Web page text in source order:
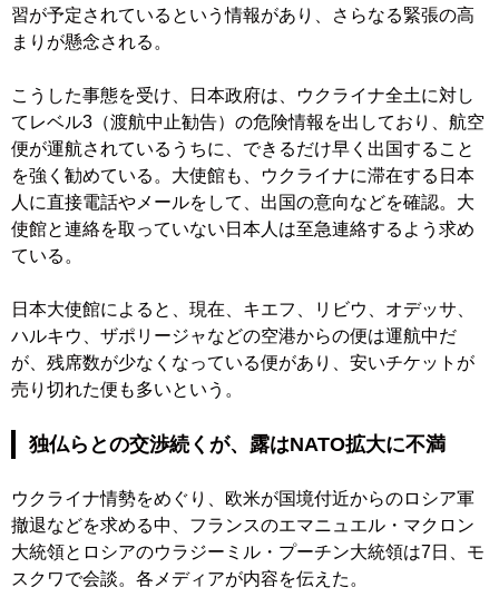
習が予定されているという情報があり、さらなる緊張の高
まりが懸念される。
こうした事態を受け、日本政府は、ウクライナ全土に対し
てレベル3（渡航中止勧告）の危険情報を出しており、航空
便が運航されているうちに、できるだけ早く出国すること
を強く勧めている。大使館も、ウクライナに滞在する日本
人に直接電話やメールをして、出国の意向などを確認。大
使館と連絡を取っていない日本人は至急連絡するよう求め
ている。
日本大使館によると、現在、キエフ、リビウ、オデッサ、
ハルキウ、ザポリージャなどの空港からの便は運航中だ
が、残席数が少なくなっている便があり、安いチケットが
売り切れた便も多いという。
独仏らとの交渉続くが、露はNATO拡大に不満
ウクライナ情勢をめぐり、欧米が国境付近からのロシア軍
撤退などを求める中、フランスのエマニュエル・マクロン
大統領とロシアのウラジーミル・プーチン大統領は7日、モ
スクワで会談。各メディアが内容を伝えた。